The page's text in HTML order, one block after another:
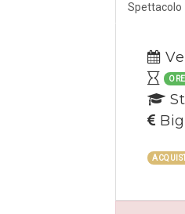
Spettacolo